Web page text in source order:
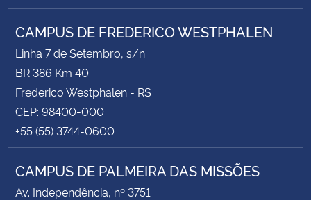
CAMPUS DE FREDERICO WESTPHALEN
Linha 7 de Setembro, s/n
BR 386 Km 40
Frederico Westphalen - RS
CEP: 98400-000
+55 (55) 3744-0600
CAMPUS DE PALMEIRA DAS MISSÕES
Av. Independência, nº 3751